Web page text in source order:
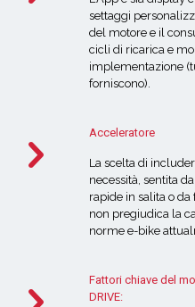
settaggi
del motore e il
cicli di ricarica e
implementazione
forniscono).
Acceleratore
La scelta di
necessità, sentita
rapide in salita o
non pregiudica la
norme e-bike
Fattori chiave del
DRIVE: